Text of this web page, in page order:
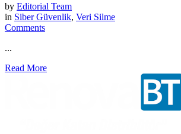
by Editorial Team
in Siber Güvenlik, Veri Silme
Comments
...
Read More